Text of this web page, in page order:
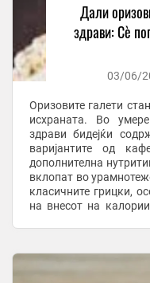
Дали
здрави: Сè
03/06/
Оризовите галети
исхраната. Во
здрави бидејќи
варијантите од
дополнителна
вклопат во
класичните грицки,
на внесот на